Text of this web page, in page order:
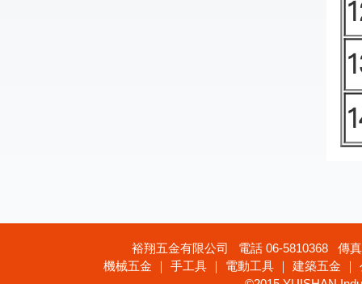
裕翔五金有限公司 電話 06-5810368 傳
機械五金 ｜ 手工具 ｜ 電動工具 ｜ 建築五金